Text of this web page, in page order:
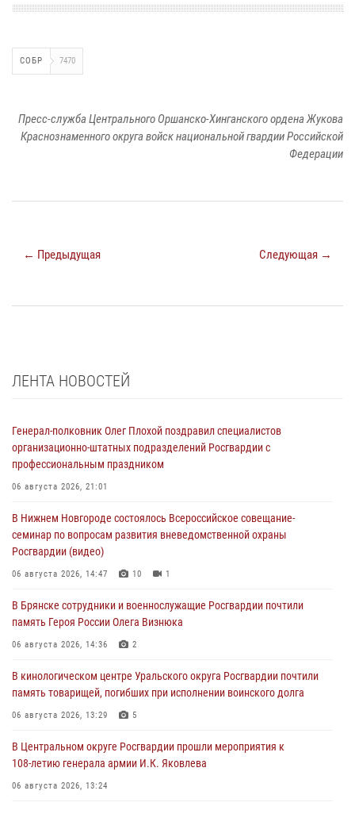
СОБР 7470
Пресс-служба Центрального Оршанско-Хинганского ордена Жукова
Краснознаменного округа войск национальной гвардии Российской
Федерации
← Предыдущая Следующая →
ЛЕНТА НОВОСТЕЙ
Генерал-полковник Олег Плохой поздравил специалистов
организационно-штатных подразделений Росгвардии с
профессиональным праздником
06 августа 2026, 21:01
В Нижнем Новгороде состоялось Всероссийское совещание-
семинар по вопросам развития вневедомственной охраны
Росгвардии (видео)
06 августа 2026, 14:47 10 1
В Брянске сотрудники и военнослужащие Росгвардии почтили
память Героя России Олега Визнюка
06 августа 2026, 14:36 2
В кинологическом центре Уральского округа Росгвардии почтили
память товарищей, погибших при исполнении воинского долга
06 августа 2026, 13:29 5
В Центральном округе Росгвардии прошли мероприятия к
108‑летию генерала армии И.К. Яковлева
06 августа 2026, 13:24